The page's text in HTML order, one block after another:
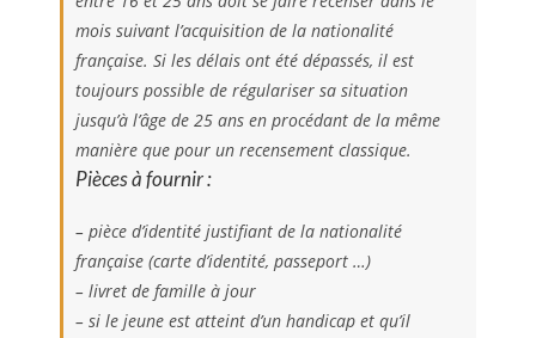
mois suivant l’acquisition de la nationalité
française. Si les délais ont été dépassés, il est
toujours possible de régulariser sa situation
jusqu’à l’âge de 25 ans en procédant de la même
manière que pour un recensement classique.
Pièces à fournir :
– pièce d’identité justifiant de la nationalité
française (carte d’identité, passeport …)
– livret de famille à jour
– si le jeune est atteint d’un handicap et qu’il